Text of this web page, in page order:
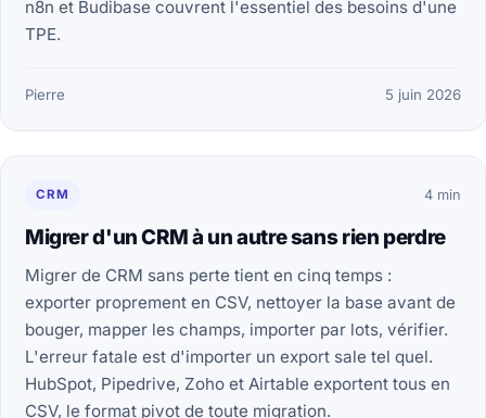
n8n et Budibase couvrent l'essentiel des besoins d'une
TPE.
Pierre 5 juin 2026
CRM 4 min
Migrer d'un CRM à un autre sans rien perdre
Migrer de CRM sans perte tient en cinq temps :
exporter proprement en CSV, nettoyer la base avant de
bouger, mapper les champs, importer par lots, vérifier.
L'erreur fatale est d'importer un export sale tel quel.
HubSpot, Pipedrive, Zoho et Airtable exportent tous en
CSV, le format pivot de toute migration.